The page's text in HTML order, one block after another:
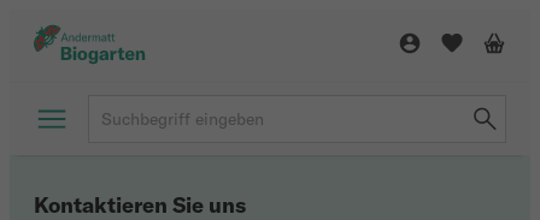
Kontaktieren Sie uns